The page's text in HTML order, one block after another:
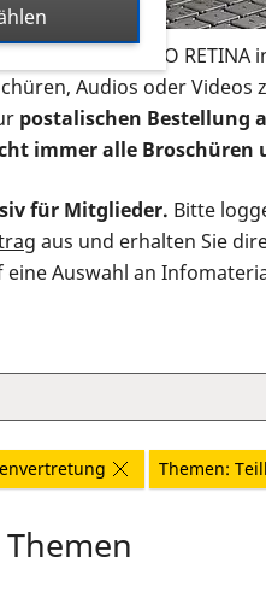
der PRO
Audios oder
postalischen Bestellung
immer alle Broschüren
für Mitglieder. Bitte
aus und erhalten Sie
Auswahl an
Themen:
Themen